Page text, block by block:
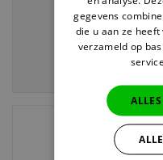
gegevens
die u aan ze
verzameld op